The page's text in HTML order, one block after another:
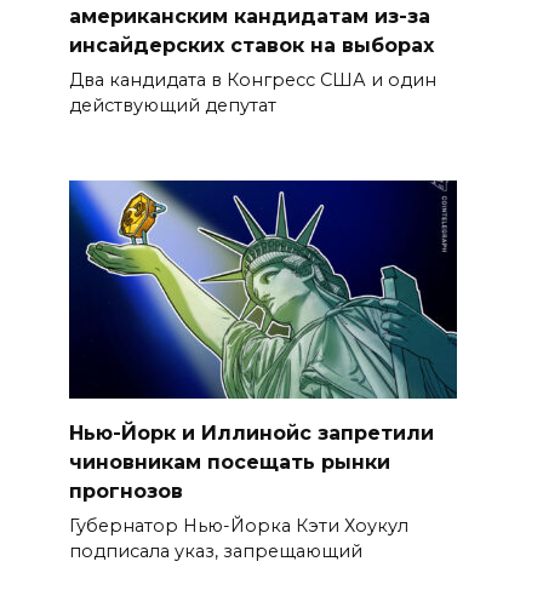
американским кандидатам из-за
инсайдерских ставок на выборах
Два кандидата в Конгресс США и один
действующий депутат
Нью-Йорк и Иллинойс запретили
чиновникам посещать рынки
прогнозов
Губернатор Нью-Йорка Кэти Хоукул
подписала указ, запрещающий